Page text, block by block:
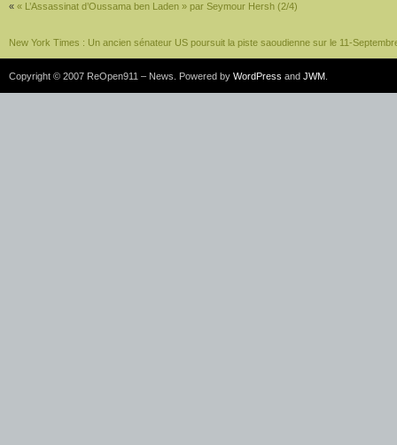
« « L’Assassinat d’Oussama ben Laden » par Seymour Hersh (2/4)
New York Times : Un ancien sénateur US poursuit la piste saoudienne sur le 11-
Copyright © 2007 ReOpen911 – News. Powered by WordPress and JWM